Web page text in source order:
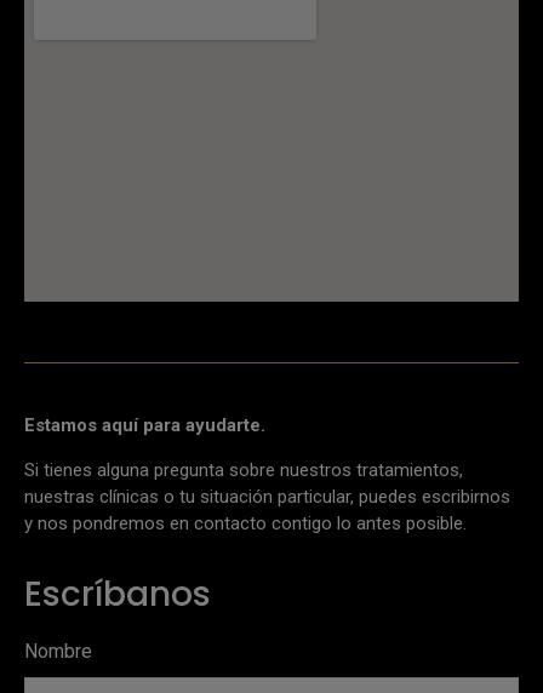
Estamos aquí para ayudarte.
Si tienes alguna pregunta sobre nuestros tratamientos,
nuestras clínicas o tu situación particular, puedes escribirnos
y nos pondremos en contacto contigo lo antes posible.
Escríbanos
Nombre